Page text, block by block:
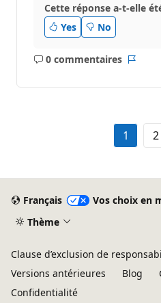
Cette réponse a-t-elle
Yes
No
0 commentaires
Aucun
1 2
Français
Vos choix en
Thème
Clause d’exclusion de
Versions antérieures
Blog
Confidentialité